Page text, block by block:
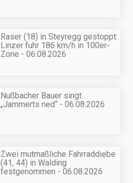
Raser (18) in Steyregg gestoppt:
Linzer fuhr 186 km/h in 100er-
Zone - 06.08.2026
Nußbacher Bauer singt
„Jammerts ned“ - 06.08.2026
Zwei mutmaßliche Fahrraddiebe
(41, 44) in Walding
festgenommen - 06.08.2026